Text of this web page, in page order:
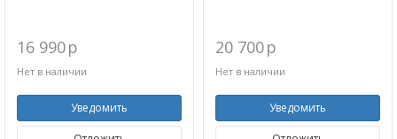
16 990p
Нет в наличии
Уведомить
20 700p
Нет в наличии
Уведомить